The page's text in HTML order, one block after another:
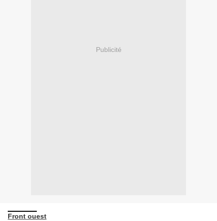
Publicité
Front ouest